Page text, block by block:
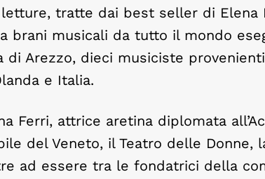
tratte dai best seller di Elena
brani musicali da tutto il mondo
di Arezzo, dieci musiciste
e Italia.
Ferri, attrice aretina diplomata
del Veneto, il Teatro delle Donne,
ad essere tra le fondatrici della